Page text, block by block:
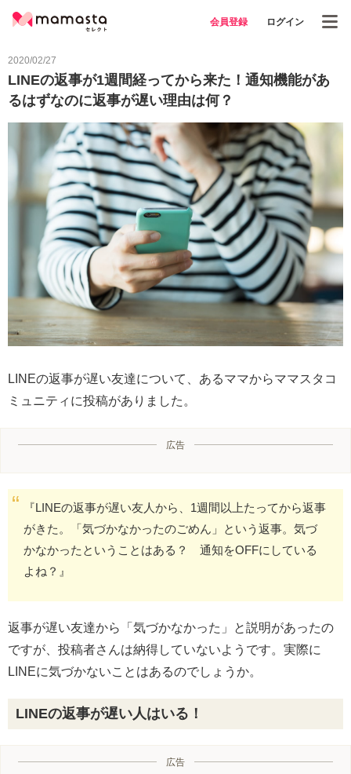
会員登録 ログイン
2020/02/27
LINEの返事が1週間経ってから来た！通知機能があ
るはずなのに返事が遅い理由は何？
LINEの返事が遅い友達について、あるママからママスタコ
ミュニティに投稿がありました。
広告
『LINEの返事が遅い友人から、1週間以上たってから返事
がきた。「気づかなかったのごめん」という返事。気づ
かなかったということはある？ 通知をOFFにしている
よね？』
返事が遅い友達から「気づかなかった」と説明があったの
ですが、投稿者さんは納得していないようです。実際に
LINEに気づかないことはあるのでしょうか。
LINEの返事が遅い人はいる！
広告